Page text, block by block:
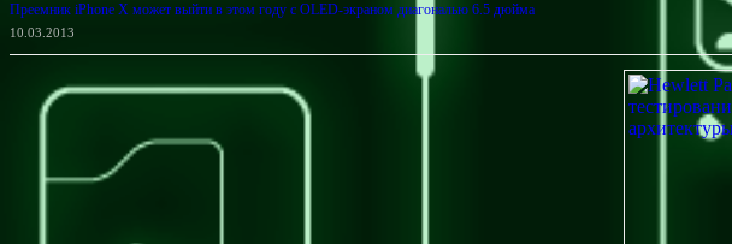
Преемник iPhone X может выйти в этом году с OLED-экраном диагональю 6.5 дюйма
10.03.2013